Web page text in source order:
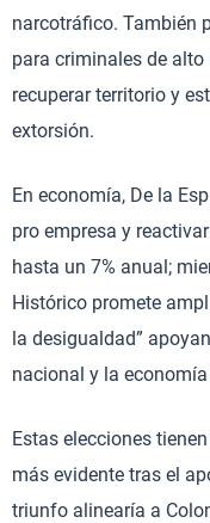
narcotráfico. También
para criminales de
recuperar territorio y
extorsión.
En economía, De la
pro empresa y
hasta un 7% anual;
Histórico promete
la desigualdad”
nacional y la
Estas elecciones
más evidente tras el
triunfo alinearía a